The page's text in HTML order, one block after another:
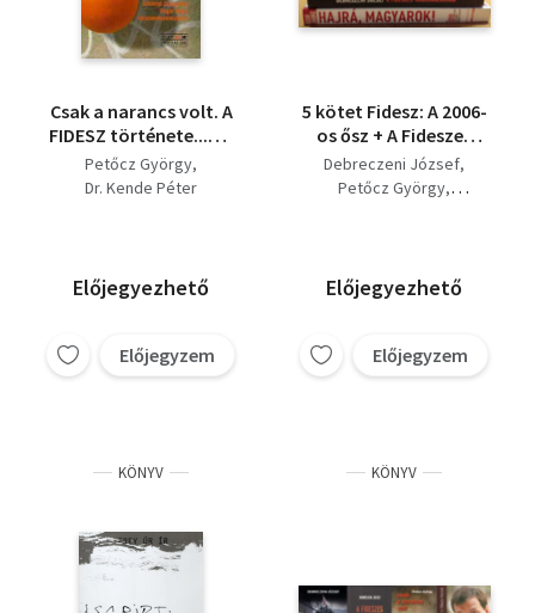
Csak a narancs volt. A
FIDESZ története...+ A
Viktor ( 2 kötet )
Petőcz György
Dr. Kende Péter
Előjegyezhető
Előjegyzem
5 kötet Fidesz: A 2006-
os ősz + A Fideszes
rablógazdaság + Az
igazi Orbán Viktor 2 +
Debreczeni József
Petőcz György
Előjegyezhető
Előjegyzem
KÖNYV KÖNYV